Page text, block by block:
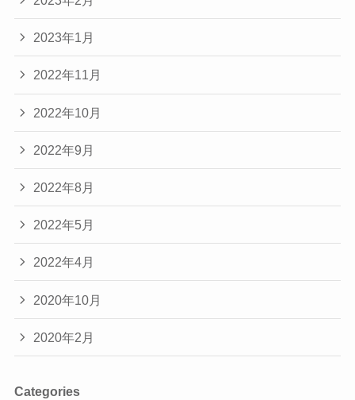
2023年1月
2022年11月
2022年10月
2022年9月
2022年8月
2022年5月
2022年4月
2020年10月
2020年2月
Categories